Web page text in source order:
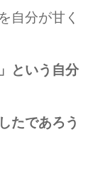
自分が甘く
という自分
たであろう